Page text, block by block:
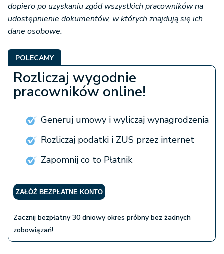
dopiero po uzyskaniu zgód wszystkich pracowników na
udostępnienie dokumentów, w których znajdują się ich
dane osobowe.
POLECAMY
Rozliczaj wygodnie
pracowników online!
Generuj umowy i wyliczaj wynagrodzenia
Rozliczaj podatki i ZUS przez internet
Zapomnij co to Płatnik
ZAŁÓŻ BEZPŁATNE KONTO
Zacznij bezpłatny 30 dniowy okres próbny bez żadnych
zobowiązań!